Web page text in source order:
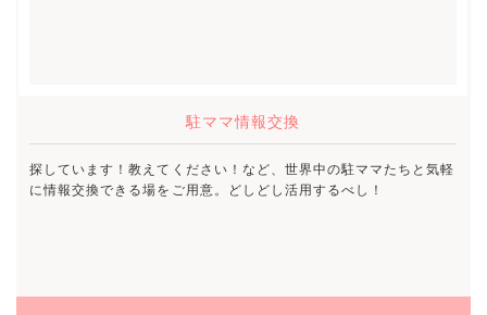
駐ママ情報交換
探しています！教えてください！など、世界中の駐ママたちと気軽
に情報交換できる場をご用意。どしどし活用するべし！